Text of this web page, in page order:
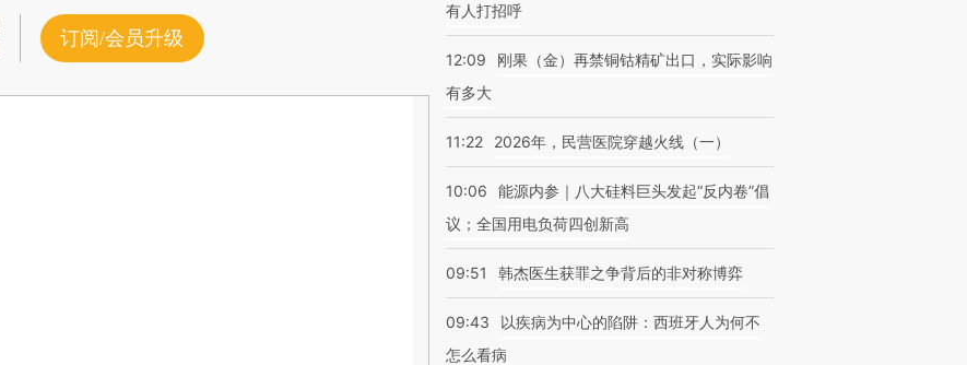
订阅/会员升级
有人打招呼
12:09
刚果（金）再禁铜钴精矿出口，实际影响
有多大
11:22 2026年，民营医院穿越火线（一）
10:06
能源内参｜八大硅料巨头发起“反内卷”倡
议；全国用电负荷四创新高
09:51 韩杰医生获罪之争背后的非对称博弈
09:43
以疾病为中心的陷阱：西班牙人为何不
怎么看病